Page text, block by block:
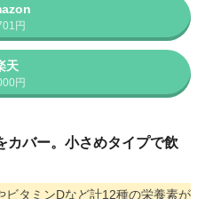
円
天
円
カバー。小さめタイプで飲
タミンDなど計12種の栄養素が